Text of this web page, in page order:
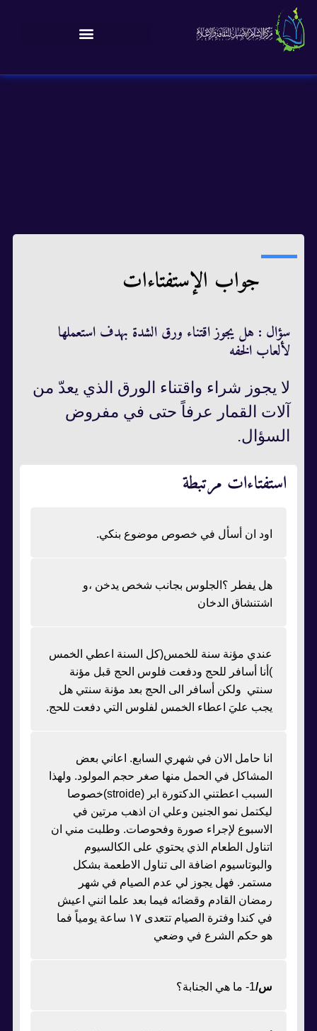
جواب الإستفتاءات
سؤال : هل يجوز اقتناء ورق الشدة بهدف استعملها
لألعاب الخفه
لا يجوز شراء واقتناء الورق الذي يعدّ من
آلات القمار عرفاً حتى في مفروض
السؤال.
استفتاءات مرتبطة
اود ان أسأل في خصوص موضوع بنكي.
هل يفطر ؟الجلوس بجانب شخص يدخن ،و
اشتنشاق الدخان
عندي مؤنة سنة للخمس(كل السنة اعطي الخمس
)أنا أسافر للحج ودفعت فلوس الحج قبل مؤنة
سنتي ولكن أسافر الى الحج بعد مؤنة سنتي هل
يجب عليَ اعطاء الخمس لفلوس التي دفعت للحج.
انا حامل الان في شهري السابع. اعاني بعض
المشاكل في الحمل منها صغر حجم المولود. ولهذا
السبب اعطتني الدكتورة ابر (stroide)خصوصا
ليكتمل نمو الجنين وعلي ان اذهب مرتين في
الاسبوع لإجراء صورة وفحوصات. وطلبت مني ان
اتناول الطعام الذي يحتوي على الكالسيوم
والبوتاسيوم اضافة الى تناول الاطعمة بشكل
مستمر. فهل يجوز لي عدم الصيام في شهر
رمضان القادم وقضائه فيما بعد علما انني اعيش
في كندا وفترة الصيام تتعدى ١٧ ساعة يومياً فما
هو حكم الشرع في وضعي
س/1- ما هي الجنابة؟